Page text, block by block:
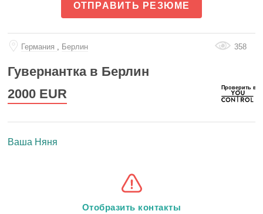
ОТПРАВИТЬ РЕЗЮМЕ
Германия , Берлин 358
Гувернантка в Берлин
2000 EUR
Ваша Няня
Отобразить контакты